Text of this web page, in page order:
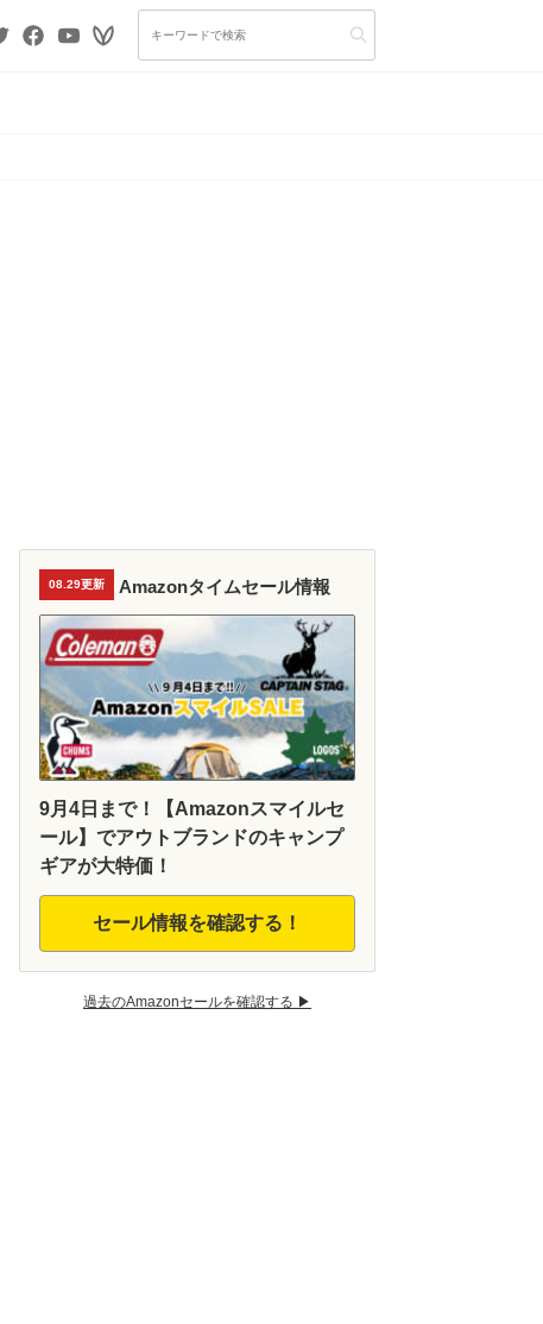
08.29更新 Amazonタイムセール情報
9月4日まで！【Amazonスマイルセ
ール】でアウトブランドのキャンプ
ギアが大特価！
セール情報を確認する！
過去のAmazonセールを確認する ▶︎